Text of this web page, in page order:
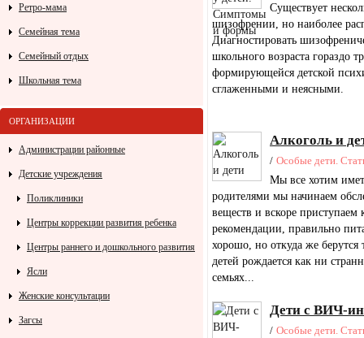
Существует
шизофрении, но наиболее
Диагностировать
школьного возраста гораздо
формирующейся детской
сглаженными и неясными.
Алкоголь и
/ Особые дети.
Мы все хотим
родителями мы начинаем
веществ и вскоре
рекомендации, правильно
хорошо, но откуда же берутся
детей рождается как ни
семьях...
Дети с ВИЧ-
/ Особые дети.
Ретро-мама
Семейная тема
Семейный отдых
Школьная тема
ОРГАНИЗАЦИИ
Администрации районные
Детские учреждения
Поликлиники
Центры коррекции развития ребенка
Центры раннего и дошкольного развития
Ясли
Женские консультации
Загсы